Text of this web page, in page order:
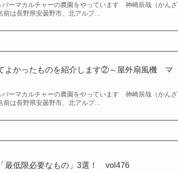
パーマカルチャーの農園をやっています 神崎辰哉（かんざ
は長野県安曇野市、北アルプ...
よかったものを紹介します②～屋外扇風機 マ
パーマカルチャーの農園をやっています 神崎辰哉（かんざ
は長野県安曇野市、北アルプ...
最低限必要なもの」3選！ vol476